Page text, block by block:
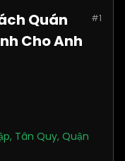
#1
Quán
Cho Anh
Tân Quy, Quận